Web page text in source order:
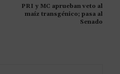
PRI y MC aprueban veto al
maíz transgénico; pasa al
Senado